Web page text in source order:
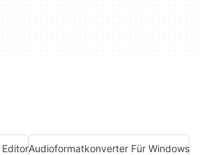
EditorAudioformatkonverter Für Windows